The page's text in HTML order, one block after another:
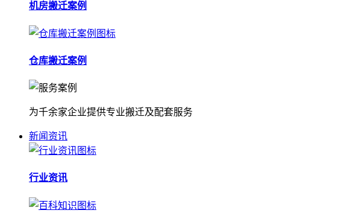
机房搬迁案例
仓库搬迁案例
为千余家企业提供专业搬迁及配套服务
新闻资讯
行业资讯